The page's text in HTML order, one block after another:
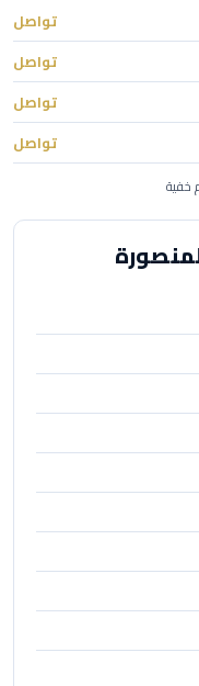
تواصل
تواصل
تواصل
تواصل
خفية